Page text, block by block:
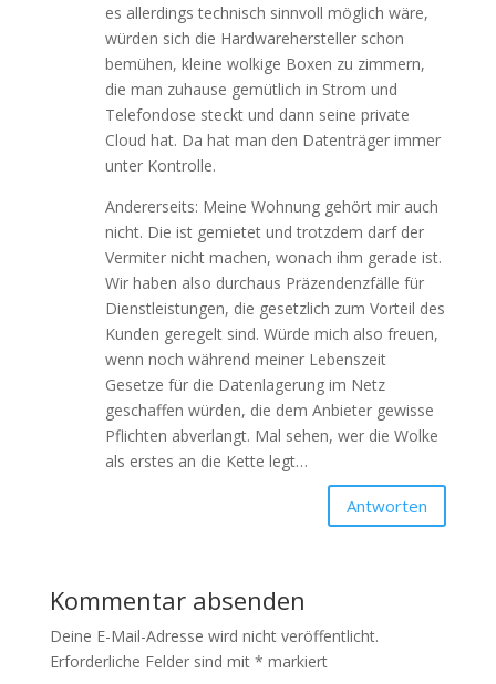
es allerdings technisch sinnvoll möglich wäre,
würden sich die Hardwarehersteller schon
bemühen, kleine wolkige Boxen zu zimmern,
die man zuhause gemütlich in Strom und
Telefondose steckt und dann seine private
Cloud hat. Da hat man den Datenträger immer
unter Kontrolle.
Andererseits: Meine Wohnung gehört mir auch
nicht. Die ist gemietet und trotzdem darf der
Vermiter nicht machen, wonach ihm gerade ist.
Wir haben also durchaus Präzendenzfälle für
Dienstleistungen, die gesetzlich zum Vorteil des
Kunden geregelt sind. Würde mich also freuen,
wenn noch während meiner Lebenszeit
Gesetze für die Datenlagerung im Netz
geschaffen würden, die dem Anbieter gewisse
Pflichten abverlangt. Mal sehen, wer die Wolke
als erstes an die Kette legt…
Antworten
Kommentar absenden
Deine E-Mail-Adresse wird nicht veröffentlicht.
Erforderliche Felder sind mit * markiert